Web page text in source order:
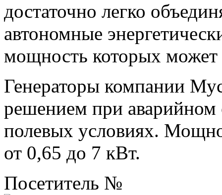
достаточно легко
автономные
мощность которых может
Генераторы компании
решением при
полевых условиях.
от 0,65 до 7 кВт.
Посетитель №